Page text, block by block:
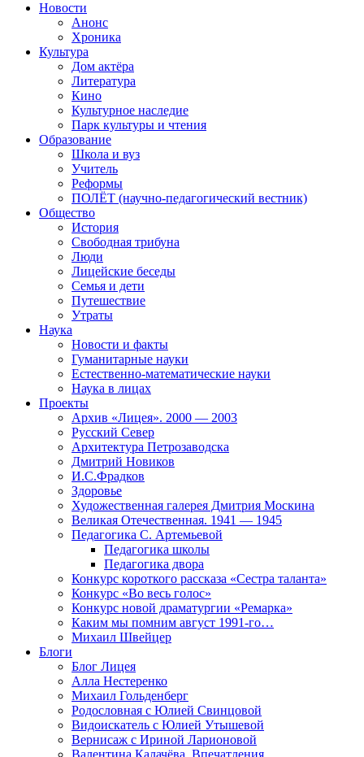
Новости
Анонс
Хроника
Культура
Дом актёра
Литература
Кино
Культурное наследие
Парк культуры и чтения
Образование
Школа и вуз
Учитель
Реформы
ПОЛЁТ (научно-педагогический вестник)
Общество
История
Свободная трибуна
Люди
Лицейские беседы
Семья и дети
Путешествие
Утраты
Наука
Новости и факты
Гуманитарные науки
Естественно-математические науки
Наука в лицах
Проекты
Архив «Лицея». 2000 — 2003
Русский Север
Архитектура Петрозаводска
Дмитрий Новиков
И.С.Фрадков
Здоровье
Художественная галерея Дмитрия Москина
Великая Отечественная. 1941 — 1945
Педагогика С. Артемьевой
Педагогика школы
Педагогика двора
Конкурс короткого рассказа «Сестра таланта»
Конкурс «Во весь голос»
Конкурс новой драматургии «Ремарка»
Каким мы помним август 1991-го…
Михаил Швейцер
Блоги
Блог Лицея
Алла Нестеренко
Михаил Гольденберг
Родословная с Юлией Свинцовой
Видоискатель с Юлией Утышевой
Вернисаж с Ириной Ларионовой